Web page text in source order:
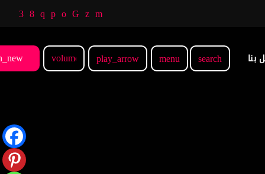
بنا search
menu
play_arrow
volume_up